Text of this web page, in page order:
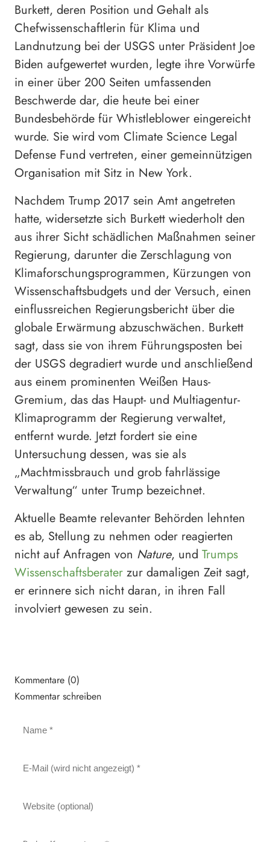
Burkett, deren Position und Gehalt als
Chefwissenschaftlerin für Klima und
Landnutzung bei der USGS unter Präsident Joe
Biden aufgewertet wurden, legte ihre Vorwürfe
in einer über 200 Seiten umfassenden
Beschwerde dar, die heute bei einer
Bundesbehörde für Whistleblower eingereicht
wurde. Sie wird vom Climate Science Legal
Defense Fund vertreten, einer gemeinnützigen
Organisation mit Sitz in New York.
Nachdem Trump 2017 sein Amt angetreten
hatte, widersetzte sich Burkett wiederholt den
aus ihrer Sicht schädlichen Maßnahmen seiner
Regierung, darunter die Zerschlagung von
Klimaforschungsprogrammen, Kürzungen von
Wissenschaftsbudgets und der Versuch, einen
einflussreichen Regierungsbericht über die
globale Erwärmung abzuschwächen. Burkett
sagt, dass sie von ihrem Führungsposten bei
der USGS degradiert wurde und anschließend
aus einem prominenten Weißen Haus-
Gremium, das das Haupt- und Multiagentur-
Klimaprogramm der Regierung verwaltet,
entfernt wurde. Jetzt fordert sie eine
Untersuchung dessen, was sie als
„Machtmissbrauch und grob fahrlässige
Verwaltung“ unter Trump bezeichnet.
Aktuelle Beamte relevanter Behörden lehnten
es ab, Stellung zu nehmen oder reagierten
nicht auf Anfragen von Nature, und Trumps
Wissenschaftsberater zur damaligen Zeit sagt,
er erinnere sich nicht daran, in ihren Fall
involviert gewesen zu sein.
Kommentare (0)
Kommentar schreiben